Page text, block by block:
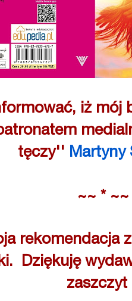
iż mój
tęczy'' Martyny
~~ * ~~
rekomendacja
Dziękuję
zaszczyt